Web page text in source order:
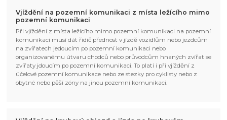
Vjíždění na pozemní komunikaci z místa ležícího mimo
pozemní komunikaci
Při vjíždění z místa ležícího mimo pozemní komunikaci na pozemní
komunikaci musí dát řidič přednost v jízdě vozidlům nebo jezdcům
na zvířatech jedoucím po pozemní komunikaci nebo
organizovanému útvaru chodců nebo průvodcům hnaných zvířat se
zvířaty jdoucím po pozemní komunikaci. To platí i při vjíždění z
účelové pozemní komunikace nebo ze stezky pro cyklisty nebo z
obytné nebo pěší zóny na jinou pozemní komunikaci.